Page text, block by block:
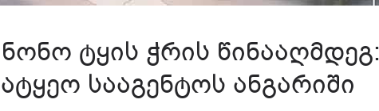
ტყის ჭრის წინააღმდეგ:
სააგენტოს ანგარიში